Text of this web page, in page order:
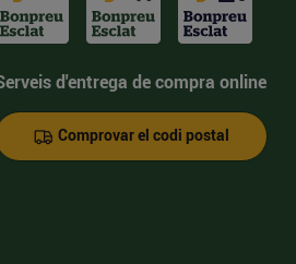
d'entrega de compra online
Comprovar el codi postal